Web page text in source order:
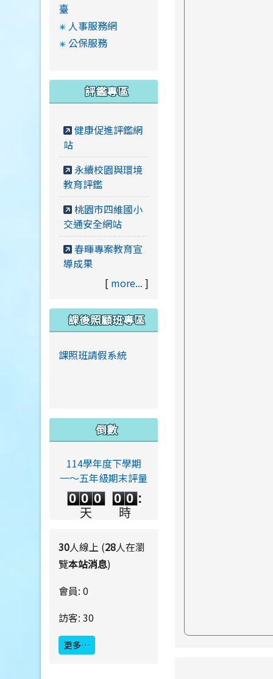
臺
人事服務網
公保服務
評鑑專區
健康促進評鑑網
站
永續校園與環境
教育評鑑
桃園市四維國小
交通安全網站
春暉專案教育宣
導成果
[ more... ]
課後照顧班專區
課照班請假系統
倒數
114學年度下學期
一～五年級期末評量
0
0
0
0
0
0
天
0
0
0
0
時
:
0 0
分
0
秒
30人線上 (28人在瀏
覽本站消息)
會員: 0
訪客: 30
更多…